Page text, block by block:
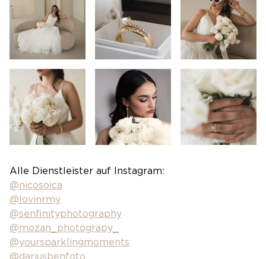
Alle Dienstleister auf Instagram:
@nicosoica
@lovinrmy
@senfinityphotography
@mozan_photograpy_
@yoursparklingmoments
@dariusbenfoto